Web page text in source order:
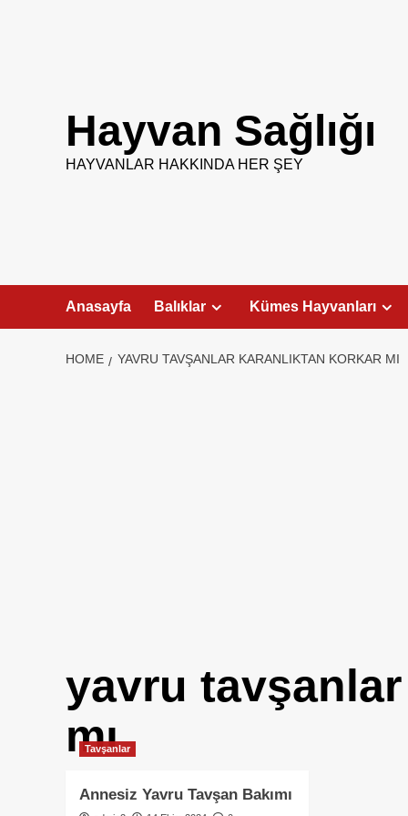
Hayvan Sağlığı
HAYVANLAR HAKKINDA HER ŞEY
Anasayfa Balıklar Kümes Hayvanları
HOME YAVRU TAVŞANLAR KARANLIKTAN KORKAR MI
yavru
mı
Tavşanlar
Annesiz Yavru Tavşan Bakımı